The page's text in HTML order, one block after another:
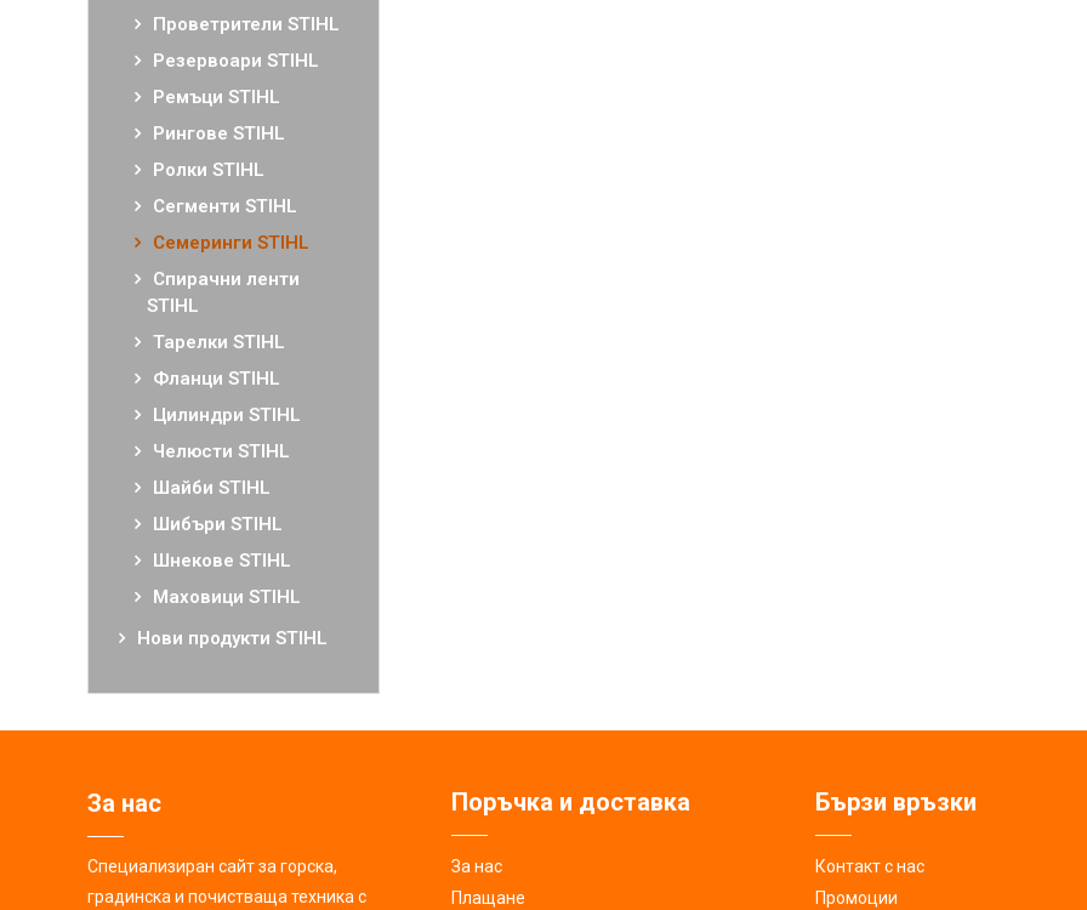
Проветрители STIHL
Резервоари STIHL
Ремъци STIHL
Рингове STIHL
Ролки STIHL
Сегменти STIHL
Семеринги STIHL
Спирачни ленти
STIHL
Тарелки STIHL
Фланци STIHL
Цилиндри STIHL
Челюсти STIHL
Шайби STIHL
Шибъри STIHL
Шнекове STIHL
Маховици STIHL
Нови продукти STIHL
За нас
Специализиран сайт за горска,
градинска и почистваща техника с
Поръчка и доставка
За нас
Плащане
Бързи връзки
Контакт с нас
Промоции